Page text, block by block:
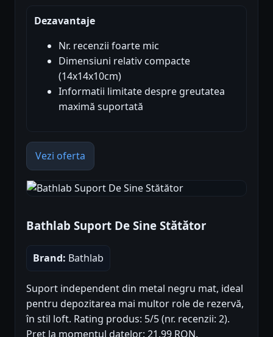
Dezavantaje
Nr. recenzii foarte mic
Dimensiuni relativ compacte
(14x14x10cm)
Informatii limitate despre greutatea
maximă suportată
Vezi oferta
Bathlab Suport De Sine Stătător
Brand: Bathlab
Suport independent din metal negru mat, ideal
pentru depozitarea mai multor role de rezervă,
în stil loft. Rating produs: 5/5 (nr. recenzii: 2).
Preț la momentul datelor: 21.99 RON.